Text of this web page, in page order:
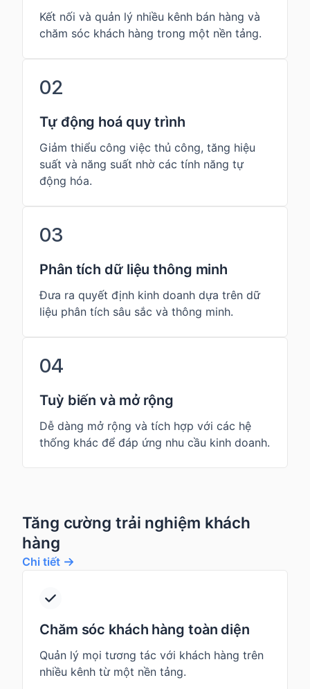
Kết nối và quản lý nhiều kênh bán hàng và
chăm sóc khách hàng trong một nền tảng.
02
Tự động hoá quy trình
Giảm thiểu công việc thủ công, tăng hiệu
suất và năng suất nhờ các tính năng tự
động hóa.
03
Phân tích dữ liệu thông minh
Đưa ra quyết định kinh doanh dựa trên dữ
liệu phân tích sâu sắc và thông minh.
04
Tuỳ biến và mở rộng
Dễ dàng mở rộng và tích hợp với các hệ
thống khác để đáp ứng nhu cầu kinh doanh.
Tăng cường trải nghiệm khách
hàng
Chi tiết
Chăm sóc khách hàng toàn diện
Quản lý mọi tương tác với khách hàng trên
nhiều kênh từ một nền tảng.